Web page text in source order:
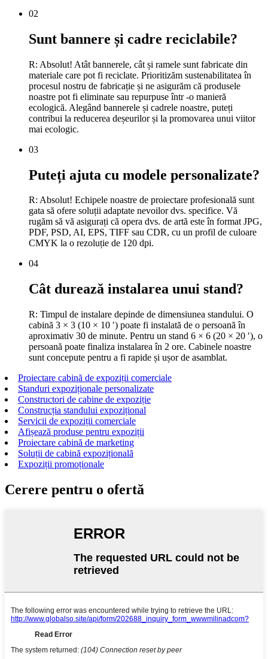
02
Sunt bannere și cadre reciclabile?
R: Absolut! Atât bannerele, cât și ramele sunt fabricate din
materiale care pot fi reciclate. Prioritizăm sustenabilitatea în
procesul nostru de fabricație și ne asigurăm că produsele
noastre pot fi eliminate sau repurpuse într -o manieră
ecologică. Alegând bannerele și cadrele noastre, puteți
contribui la reducerea deșeurilor și la promovarea unui viitor
mai ecologic.
03
Puteți ajuta cu modele personalizate?
R: Absolut! Echipele noastre de proiectare profesională sunt
gata să ofere soluții adaptate nevoilor dvs. specifice. Vă
rugăm să vă asigurați că opera dvs. de artă este în format JPG,
PDF, PSD, AI, EPS, TIFF sau CDR, cu un profil de culoare
CMYK la o rezoluție de 120 dpi.
04
Cât durează instalarea unui stand?
R: Timpul de instalare depinde de dimensiunea standului. O
cabină 3 × 3 (10 × 10 ′) poate fi instalată de o persoană în
aproximativ 30 de minute. Pentru un stand 6 × 6 (20 × 20 ′), o
persoană poate finaliza instalarea în 2 ore. Cabinele noastre
sunt concepute pentru a fi rapide și ușor de asamblat.
Proiectare cabină de expoziții comerciale
Standuri expoziționale personalizate
Constructori de cabine de expoziție
Construcția standului expozițional
Servicii de expoziții comerciale
Afișează produse pentru expoziții
Proiectare cabină de marketing
Soluții de cabină expozițională
Expoziții promoționale
Cerere pentru o ofertă